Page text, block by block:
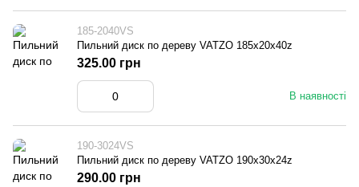
185-2040VS
Пильний диск по дереву VATZO 185x20x40z
В наявності
325.00 грн
190-3024VS
Пильний диск по дереву VATZO 190x30x24z
290.00 грн